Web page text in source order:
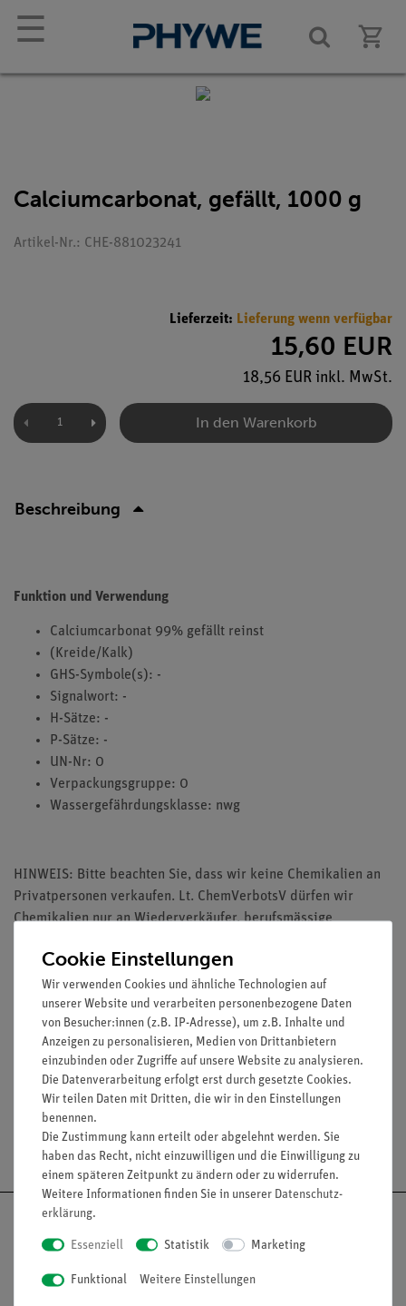
☰
Calciumcarbonat, gefällt, 1000 g
Artikel-Nr.: CHE-881023241
Lieferzeit: Lieferung wenn verfügbar
15,60 EUR
18,56 EUR inkl. MwSt.
In den Warenkorb
Beschreibung
Funktion und Verwendung
Calciumcarbonat 99% gefällt reinst
(Kreide/Kalk)
GHS-Symbole(s): -
Signalwort: -
H-Sätze: -
P-Sätze: -
UN-Nr: 0
Verpackungsgruppe: 0
Wassergefährdungsklasse: nwg
HINWEIS: Bitte beachten Sie, dass wir keine Chemikalien an
Privatpersonen verkaufen. Lt. ChemVerbotsV dürfen wir
Chemikalien nur an Wiederverkäufer, berufsmässige
Lehranstalten abgeben.
Media / Downloads
Versandkostenfrei ab 300,- €
Nach oben
Cookie Einstellungen
Wir verwenden Cookies und ähnliche Technologien auf
unserer Website und verarbeiten personenbezogene Daten
von Besucher:innen (z.B. IP-Adresse), um z.B. Inhalte und
Anzeigen zu personalisieren, Medien von Drittanbietern
einzubinden oder Zugriffe auf unsere Website zu analysieren.
Die Datenverarbeitung erfolgt erst durch gesetzte Cookies.
Wir teilen Daten mit Dritten, die wir in den Einstellungen
benennen.
Die Zustimmung kann erteilt oder abgelehnt werden. Sie
haben das Recht, nicht einzuwilligen und die Einwilligung zu
einem späteren Zeitpunkt zu ändern oder zu widerrufen.
Weitere Informationen finden Sie in unserer Daten­schutz­
erklärung.
Essenziell Statistik Marketing
Funktional Weitere Einstellungen